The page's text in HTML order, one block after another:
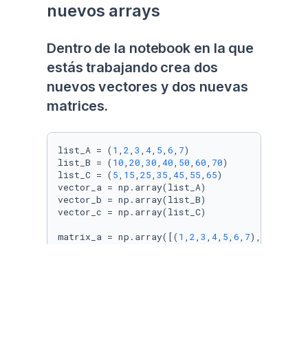
nuevos arrays
Dentro de la notebook en la que
estás trabajando crea dos
nuevos vectores y dos nuevas
matrices.
list_A = ( 1 , 2, 3 , 4, 5, 6, 7)
list_B = ( 10, 20, 30, 40, 50, 60, 70)
list_C = ( 5, 15, 25, 35, 45, 55, 65)
vector_a = np.array(list_A)
vector_b = np.array(list_B)
vector_c = np.array(list_C)
matrix_a = np.array([( 1 , 2, 3 , 4, 5, 6, 7),